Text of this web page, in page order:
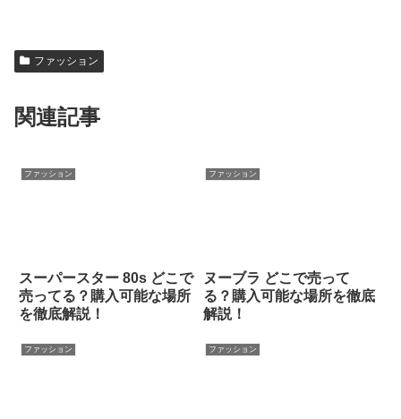
ファッション
関連記事
ファッション
スーパースター 80s どこで
売ってる？購入可能な場所
を徹底解説！
ファッション
ヌーブラ どこで売って
る？購入可能な場所を徹底
解説！
ファッション ファッション